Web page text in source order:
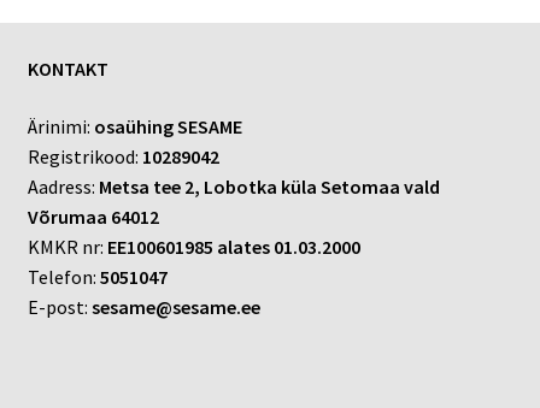
KONTAKT
Ärinimi: osaühing SESAME
Registrikood: 10289042
Aadress: Metsa tee 2, Lobotka küla Setomaa vald
Võrumaa 64012
KMKR nr: EE100601985 alates 01.03.2000
Telefon: 5051047
E-post: sesame@sesame.ee